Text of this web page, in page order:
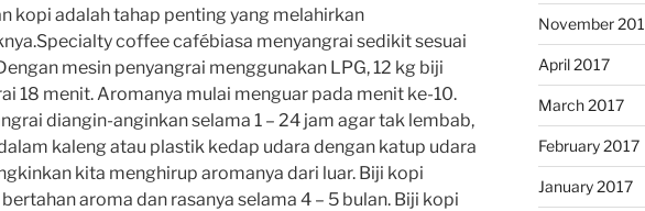
kopi adalah tahap penting yang melahirkan
coffee cafébiasa menyangrai sedikit sesuai
mesin penyangrai menggunakan LPG, 12 kg biji
18 menit. Aromanya mulai menguar pada menit ke-10.
diangin-anginkan selama 1 – 24 jam agar tak lembab,
kaleng atau plastik kedap udara dengan katup udara
kita menghirup aromanya dari luar. Biji kopi
aroma dan rasanya selama 4 – 5 bulan. Biji kopi
November
April 2017
March 2017
February 2017
January 2017